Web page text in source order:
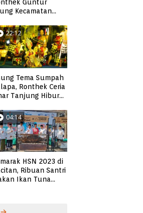
Guntur
Kecamatan
22:12
Tema Sumpah
Ronthek Ceria
Tanjung Hibur
2023
04:14
HSN 2023 di
Ribuan Santri
Ikan Tuna